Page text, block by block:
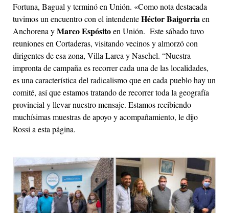
Fortuna, Bagual y terminó en Unión. «Como nota destacada
tuvimos un encuentro con el intendenteHéctor Baigorriaen
Anchorena yMarco Espósitoen Unión. Este sábado tuvo
reuniones en Cortaderas, visitando vecinos y almorzó con
dirigentes de esa zona, Villa Larca y Naschel. “Nuestra
impronta de campaña es recorrer cada una de las localidades,
es una característica del radicalismo que en cada pueblo hay un
comité, así que estamos tratando de recorrer toda la geografía
provincial y llevar nuestro mensaje. Estamos recibiendo
muchísimas muestras de apoyo y acompañamiento, le dijo
Rossi a esta página.